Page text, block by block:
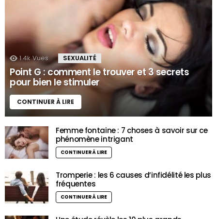
1.4k Vues SEXUALITÉ
Point G : comment le trouver et 3 secrets
pour bien le stimuler
CONTINUER À LIRE
Femme fontaine : 7 choses à savoir sur ce
phénomène intrigant
CONTINUER À LIRE
Tromperie : les 6 causes d’infidélité les plus
fréquentes
CONTINUER À LIRE